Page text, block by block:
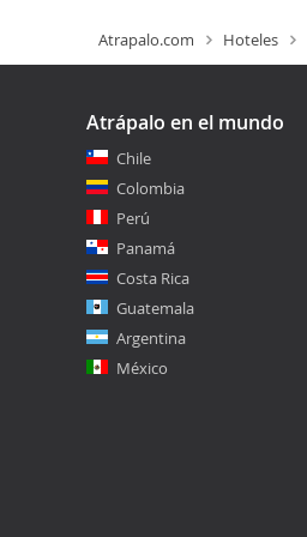
Atrapalo.com Hoteles
Atrápalo en el mundo
Chile
Colombia
Perú
Panamá
Costa Rica
Guatemala
Argentina
México